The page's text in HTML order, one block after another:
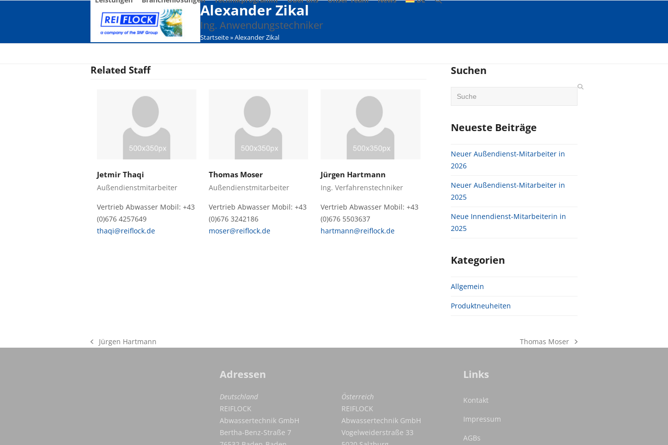
Alexander Zikal
Ing. Anwendungstechniker
Startseite»Alexander Zikal
Related Staff
Jetmir Thaqi
Außendienstmitarbeiter
Vertrieb Abwasser Mobil: +43
(0)676 4257649
thaqi@reiflock.de
Thomas Moser
Außendienstmitarbeiter
Vertrieb Abwasser Mobil: +43
(0)676 3242186
moser@reiflock.de
Jürgen Hartmann
Ing. Verfahrenstechniker
Vertrieb Abwasser Mobil: +43
(0)676 5503637
hartmann@reiflock.de
Suchen
Search
Neueste Beiträge
Neuer Außendienst-Mitarbeiter in
2026
Neuer Außendienst-Mitarbeiter in
2025
Neue Innendienst-Mitarbeiterin in
2025
Kategorien
Allgemein
Produktneuheiten
vorheriger
Jürgen Hartmann
Nächster
Thomas Moser
Adressen
Deutschland
REIFLOCK
Abwassertechnik GmbH
Bertha-Benz-Straße 7
Österreich
REIFLOCK
Abwassertechnik GmbH
Vogelweiderstraße 33
Links
Kontakt
Impressum
AGBs